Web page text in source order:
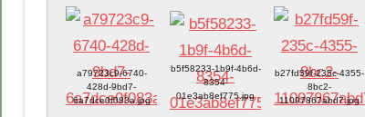
a79723c9-6740-
428d-9bd7-
6a7dce0f083a.jpg
b5f58233-1b9f-4b6d-
8354-
01e3ab8ef775.jpg
b27fd59f-235c-4355-
8bc2-
11097867abd7.jpg